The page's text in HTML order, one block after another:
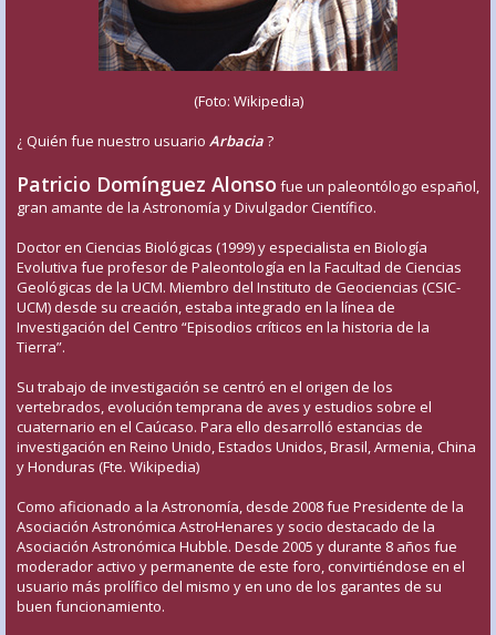
(Foto: Wikipedia)
¿ Quién fue nuestro usuario Arbacia?
Patricio Domínguez Alonso fue un paleontólogo español,
gran amante de la Astronomía y Divulgador Científico.
Doctor en Ciencias Biológicas (1999) y especialista en Biología
Evolutiva fue profesor de Paleontología en la Facultad de Ciencias
Geológicas de la UCM. Miembro del Instituto de Geociencias (CSIC-
UCM) desde su creación, estaba integrado en la línea de
Investigación del Centro “Episodios críticos en la historia de la
Tierra”.
Su trabajo de investigación se centró en el origen de los
vertebrados, evolución temprana de aves y estudios sobre el
cuaternario en el Caúcaso. Para ello desarrolló estancias de
investigación en Reino Unido, Estados Unidos, Brasil, Armenia, China
y Honduras (Fte. Wikipedia)
Como aficionado a la Astronomía, desde 2008 fue Presidente de la
Asociación Astronómica AstroHenares y socio destacado de la
Asociación Astronómica Hubble. Desde 2005 y durante 8 años fue
moderador activo y permanente de este foro, convirtiéndose en el
usuario más prolífico del mismo y en uno de los garantes de su
buen funcionamiento.